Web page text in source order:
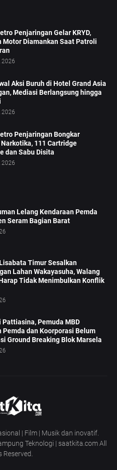
Penjaringan Gelar KRYD,
Motor Diamankan Saat Patroli
2026
Aksi Buruh di Hotel Grand Asia
Mediasi Berlangsung hingga
2026
Penjaringan Bongkar
111 Cartridge
dan Sabu Disita
2026
Lelang Kendaraan Pemda
Seram Bagian Barat
Timur Sesalkan
Lahan Wakayasuha, Walang
Tidak Menimbulkan Konflik
Pattiasina, Pemuda MBD
Pemda dan Koorporasi Belum
Ground Breaking Blok Marsela
| Film | Musik dan inovatif.
Teknologi | saatkita.com All
Reserved.